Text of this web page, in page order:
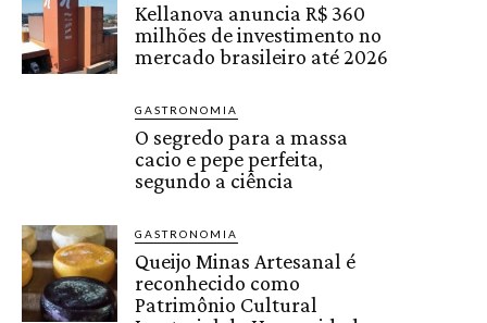
Kellanova anuncia R$ 360
milhões de investimento no
mercado brasileiro até 2026
GASTRONOMIA
O segredo para a massa
cacio e pepe perfeita,
segundo a ciência
GASTRONOMIA
Queijo Minas Artesanal é
reconhecido como
Patrimônio Cultural